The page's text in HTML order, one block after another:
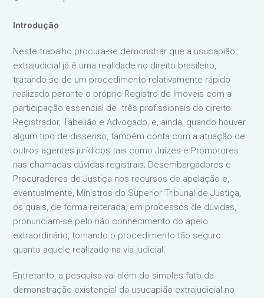
Introdução
Neste trabalho procura-se demonstrar que a usucapião
extrajudicial já é uma realidade no direito brasileiro,
tratando-se de um procedimento relativamente rápido
realizado perante o próprio Registro de Imóveis com a
participação essencial de três profissionais do direito:
Registrador, Tabelião e Advogado, e, ainda, quando houver
algum tipo de dissenso, também conta com a atuação de
outros agentes jurídicos tais como Juízes e Promotores
nas chamadas dúvidas registrais; Desembargadores e
Procuradores de Justiça nos recursos de apelação e,
eventualmente, Ministros do Superior Tribunal de Justiça,
os quais, de forma reiterada, em processos de dúvidas,
pronunciam-se pelo não conhecimento do apelo
extraordinário, tornando o procedimento tão seguro
quanto aquele realizado na via judicial.
Entretanto, a pesquisa vai além do simples fato da
demonstração existencial da usucapião extrajudicial no